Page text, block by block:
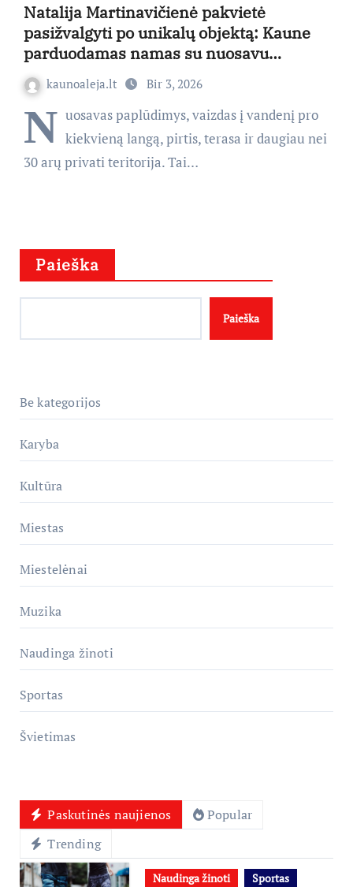
Natalija Martinavičienė pakvietė
pasižvalgyti po unikalų objektą: Kaune
parduodamas namas su nuosavu
paplūdimiu
kaunoaleja.lt Bir 3, 2026
N uosavas paplūdimys, vaizdas į vandenį pro
kiekvieną langą, pirtis, terasa ir daugiau nei
30 arų privati teritorija. Tai…
Paieška
Paieška
Be kategorijos
Karyba
Kultūra
Miestas
Miestelėnai
Muzika
Naudinga žinoti
Sportas
Švietimas
Paskutinės naujienos
Popular
Trending
Naudinga žinoti Sportas